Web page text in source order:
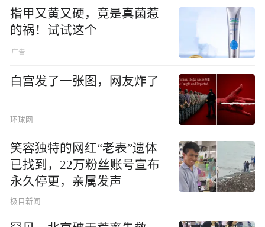
指甲又黄又硬，竟是真菌惹
的祸！试试这个
白宫发了一张图，网友炸了
环球网
笑容独特的网红“老表”遗体
已找到，22万粉丝账号宣布
永久停更，亲属发声
极目新闻